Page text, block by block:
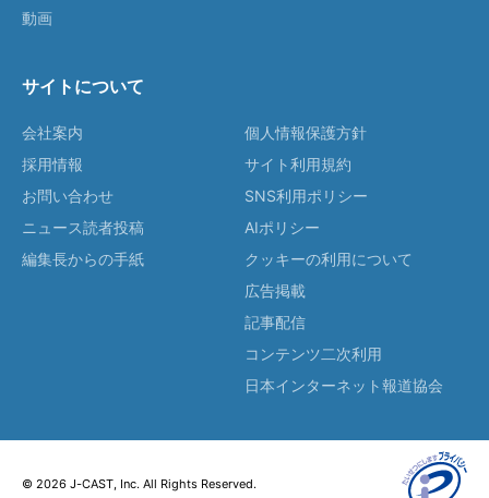
動画
サイトについて
会社案内
採用情報
お問い合わせ
ニュース読者投稿
編集長からの手紙
個人情報保護方針
サイト利用規約
SNS利用ポリシー
AIポリシー
クッキーの利用について
広告掲載
記事配信
コンテンツ二次利用
日本インターネット報道協会
© 2026 J-CAST, Inc. All Rights Reserved.